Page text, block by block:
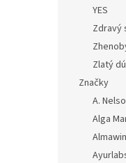
YES
Zdravý
Zlatý
Značky
A.
Alga
Almawin